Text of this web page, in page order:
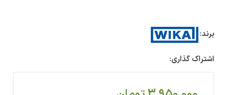
برند:
اشتراک گذاری: